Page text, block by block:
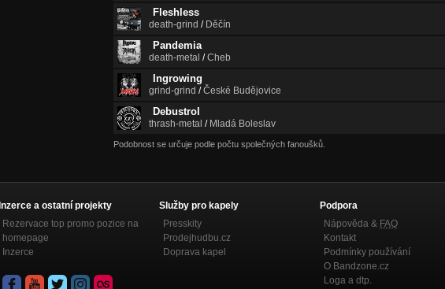
Fleshless
death-grind / Děčín
Pandemia
death-metal /Cheb
Ingrowing
grind-grind /České Budějovice
Debustrol
thrash-metal / Mladá Boleslav
Podobnost se určuje podle počtu společných fanoušků.
Inzerce a ostatní projekty
Rezervace top promo pozice na
homepage
Inzerce
Služby pro kapely
Presskity
Prodejhudbu.cz
Doprava kapel
Podpora
Nápověda & FAQ
Kontakt
Podmínky používání
O Bandzone.cz
Loga a dtp.